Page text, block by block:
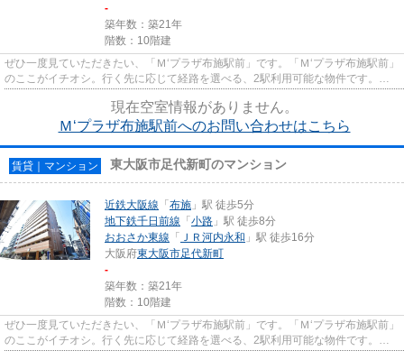
-
築年数：築21年
階数：10階建
ぜひ一度見ていただきたい、「Ｍ‘プラザ布施駅前」です。「Ｍ‘プラザ布施駅前」
のここがイチオシ。行く先に応じて経路を選べる、2駅利用可能な物件です。夏
場の電気代も安く抑えられる...
現在空室情報がありません。
Ｍ‘プラザ布施駅前へのお問い合わせはこちら
賃貸｜マンション 東大阪市足代新町のマンション
近鉄大阪線 「布施 」駅 徒歩5分
地下鉄千日前線 「小路 」駅 徒歩8分
おおさか東線 「 ＪＲ河内永和 」駅 徒歩16分
大阪府東大阪市足代新町
-
築年数：築21年
階数：10階建
ぜひ一度見ていただきたい、「Ｍ‘プラザ布施駅前」です。「Ｍ‘プラザ布施駅前」
のここがイチオシ。行く先に応じて経路を選べる、2駅利用可能な物件です。夏
場の電気代も安く抑えられる...